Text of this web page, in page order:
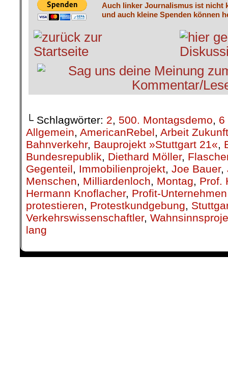
Auch linker Journalismus ist nicht
und auch kleine Spenden können
└ Schlagwörter: 2, 500. Montagsdemo, 6
Allgemein, AmericanRebel, Arbeit Zukunft
Bahnverkehr, Bauprojekt »Stuttgart 21«,
Bundesrepublik, Diethard Möller,
Gegenteil, Immobilienprojekt, Joe Bauer,
Menschen, Milliardenloch, Montag, Prof.
Hermann Knoflacher, Profit-Unternehmen
protestieren, Protestkundgebung,
Verkehrswissenschaftler,
lang